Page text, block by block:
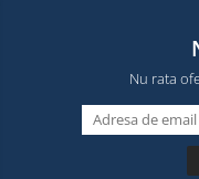
Nu rata